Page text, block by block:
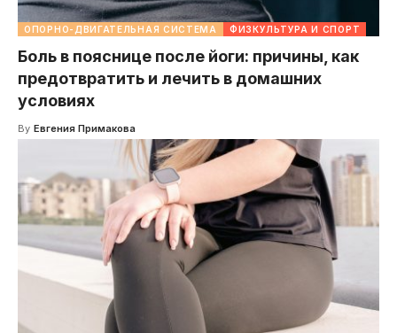
ОПОРНО-ДВИГАТЕЛЬНАЯ СИСТЕМА ФИЗКУЛЬТУРА И СПОРТ
Боль в пояснице после йоги: причины, как
предотвратить и лечить в домашних
условиях
By Евгения Примакова